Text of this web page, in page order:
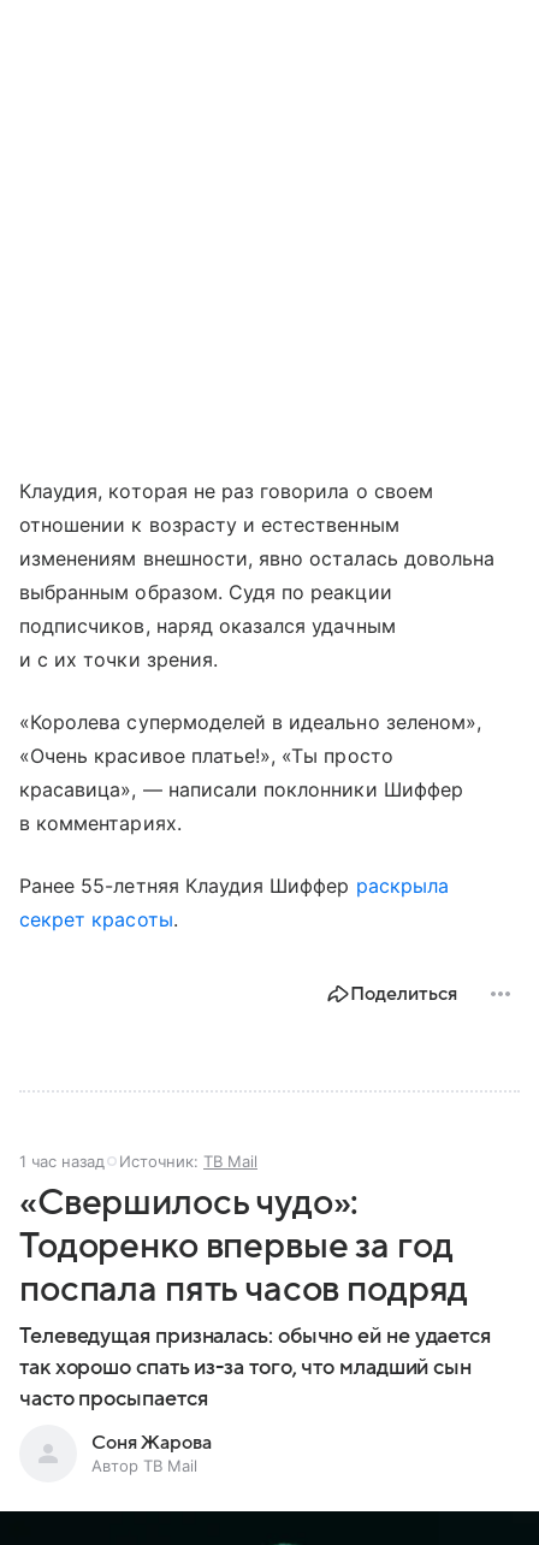
Клаудия, которая не раз говорила о своем
отношении к возрасту и естественным
изменениям внешности, явно осталась довольна
выбранным образом. Судя по реакции
подписчиков, наряд оказался удачным
и с их точки зрения.
«Королева супермоделей в идеально зеленом»,
«Очень красивое платье!», «Ты просто
красавица», — написали поклонники Шиффер
в комментариях.
Ранее 55-летняя Клаудия Шиффер раскрыла
секрет красоты.
Поделиться
1 час назад Источник: ТВ Mail
«Свершилось чудо»:
Тодоренко впервые за год
поспала пять часов подряд
Телеведущая призналась: обычно ей не удается
так хорошо спать из-за того, что младший сын
часто просыпается
Соня Жарова
Автор ТВ Mail